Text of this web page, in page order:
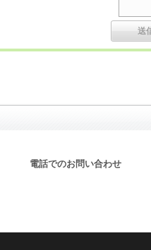
電話でのお問い合わせ